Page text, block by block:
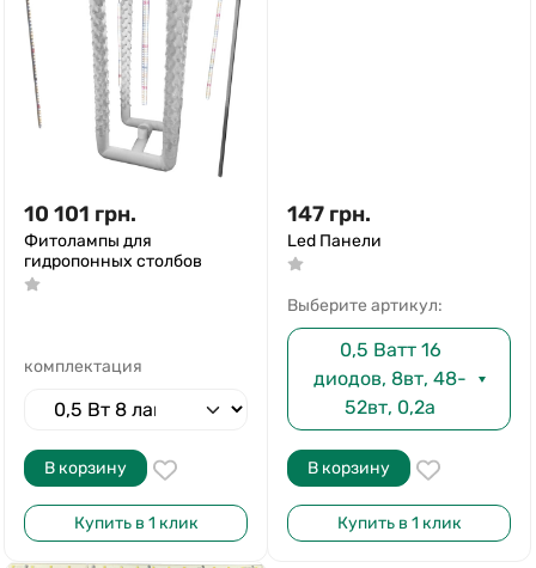
10 101 грн.
Фитолампы для
гидропонных столбов
комплектация
В корзину
Купить в 1 клик
147 грн.
Led Панели
Выберите артикул:
0,5 Ватт 16
диодов, 8вт, 48-
52вт, 0,2а
В корзину
Купить в 1 клик